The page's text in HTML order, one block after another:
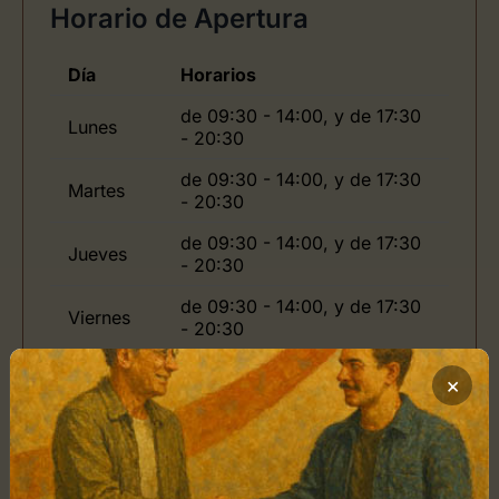
Horario de Apertura
Día Horarios
Lunes
de 09:30 - 14:00, y de 17:30
- 20:30
Martes
de 09:30 - 14:00, y de 17:30
- 20:30
Jueves
de 09:30 - 14:00, y de 17:30
- 20:30
Viernes
de 09:30 - 14:00, y de 17:30
- 20:30
Domingo
de -
Ubicación de ARTsolutely
×